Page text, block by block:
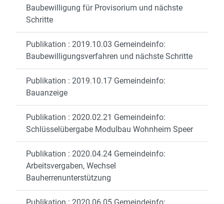
Baubewilligung für Provisorium und nächste
Schritte
Publikation : 2019.10.03 Gemeindeinfo:
Baubewilligungsverfahren und nächste Schritte
Publikation : 2019.10.17 Gemeindeinfo:
Bauanzeige
Publikation : 2020.02.21 Gemeindeinfo:
Schlüsselübergabe Modulbau Wohnheim Speer
Publikation : 2020.04.24 Gemeindeinfo:
Arbeitsvergaben, Wechsel
Bauherrenunterstützung